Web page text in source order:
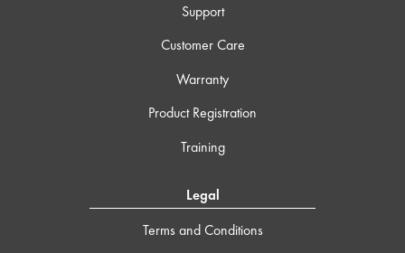
Support
Customer Care
Warranty
Product Registration
Training
Legal
Terms and Conditions